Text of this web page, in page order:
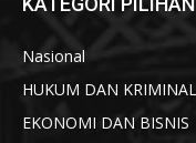
Nasional
HUKUM DAN KRIMINAL
EKONOMI DAN BISNIS